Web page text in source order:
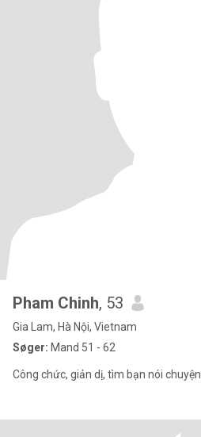
Pham Chinh, 53
Gia Lam, Hà Nội, Vietnam
Søger: Mand 51 - 62
Công chức, giản dị, tìm bạn nói chuyện